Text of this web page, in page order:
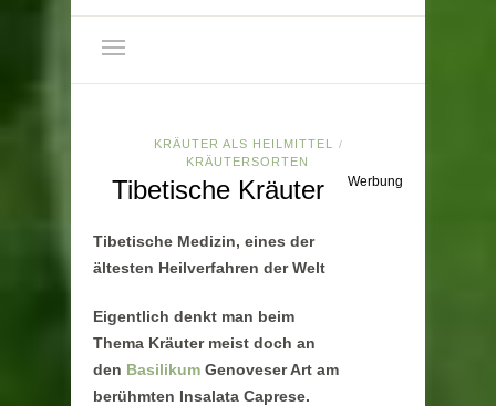
KRÄUTER ALS HEILMITTEL /
KRÄUTERSORTEN
Tibetische Kräuter Werbung
Tibetische Medizin, eines der
ältesten Heilverfahren der Welt
Eigentlich denkt man beim
Thema Kräuter meist doch an
den Basilikum Genoveser Art am
berühmten Insalata Caprese.